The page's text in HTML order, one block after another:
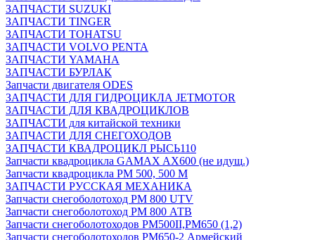
ЗАПЧАСТИ SUZUKI
ЗАПЧАСТИ TINGER
ЗАПЧАСТИ TOHATSU
ЗАПЧАСТИ VOLVO PENTA
ЗАПЧАСТИ YAMAHA
ЗАПЧАСТИ БУРЛАК
Запчасти двигателя ODES
ЗАПЧАСТИ ДЛЯ ГИДРОЦИКЛА JETMOTOR
ЗАПЧАСТИ ДЛЯ КВАДРОЦИКЛОВ
ЗАПЧАСТИ для китайской техники
ЗАПЧАСТИ ДЛЯ СНЕГОХОДОВ
ЗАПЧАСТИ КВАДРОЦИКЛ РЫСЬ110
Запчасти квадроцикла GAMAX AX600 (не идущ.)
Запчасти квадроцикла РМ 500, 500 М
ЗАПЧАСТИ РУССКАЯ МЕХАНИКА
Запчасти снегоболотоход РМ 800 UTV
Запчасти снегоболотоход РМ 800 АТВ
Запчасти снегоболотоходов РМ500II,РМ650 (1,2)
Запчасти снегоболотоходов РМ650-2 Армейский